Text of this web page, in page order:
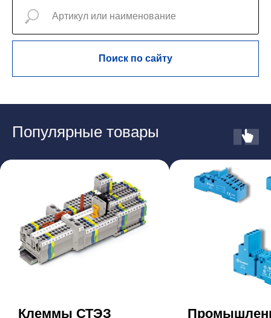
Поиск по сайту
Популярные товары
Клеммы СТЭЗ